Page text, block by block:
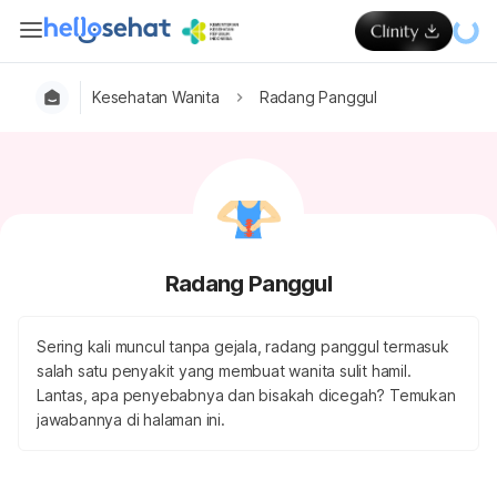
Kesehatan Wanita Radang Panggul
Radang Panggul
Sering kali muncul tanpa gejala, radang panggul termasuk
salah satu penyakit yang membuat wanita sulit hamil.
Lantas, apa penyebabnya dan bisakah dicegah? Temukan
jawabannya di halaman ini.